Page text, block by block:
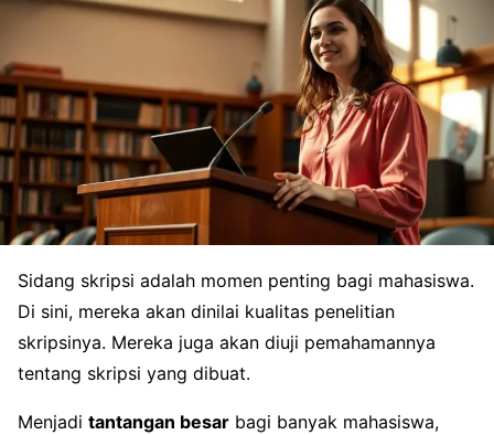
Sidang skripsi adalah momen penting bagi mahasiswa.
Di sini, mereka akan dinilai kualitas penelitian
skripsinya. Mereka juga akan diuji pemahamannya
tentang skripsi yang dibuat.
Menjadi tantangan besar bagi banyak mahasiswa,